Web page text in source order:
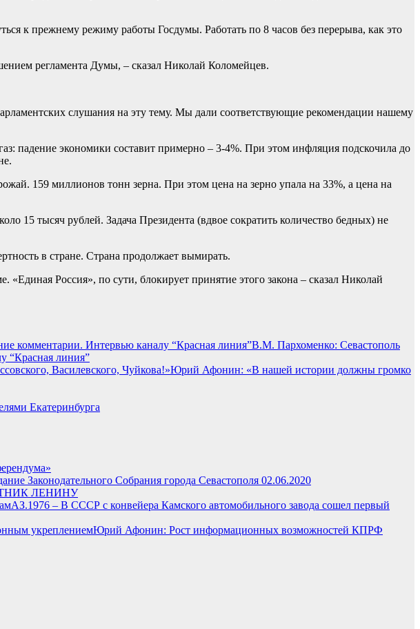
к прежнему режиму работы Госдумы. Работать по 8 часов без перерыва, как это
регламента Думы, – сказал Николай Коломейцев.
слушания на эту тему. Мы дали соответствующие рекомендации нашему
падение экономики составит примерно – 3-4%. При этом инфляция подскочила до
159 миллионов тонн зерна. При этом цена на зерно упала на 33%, а цена на
15 тысяч рублей. Задача Президента (вдвое сократить количество бедных) не
в стране. Страна продолжает вымирать.
Россия», по сути, блокирует принятие этого закона – сказал Николай
В.М. Пархоменко: Севастополь
“Красная линия”
Юрий Афонин: «В нашей истории должны громко
Екатеринбурга
Законодательного Собрания города Севастополя 02.06.2020
ЛЕНИНУ
1976 – В СССР с конвейера Камского автомобильного завода сошел первый
Юрий Афонин: Рост информационных возможностей КПРФ